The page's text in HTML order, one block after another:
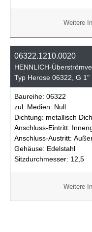
Weitere
06322.1210.0020
HENNLICH-
Typ Herose 06322, G 1"
Baureihe: 06322
zul. Medien: Null
Dichtung: metallisch
Anschluss-Eintritt:
Anschluss-Austritt:
Gehäuse: Edelstahl
Sitzdurchmesser: 12,5
Weitere